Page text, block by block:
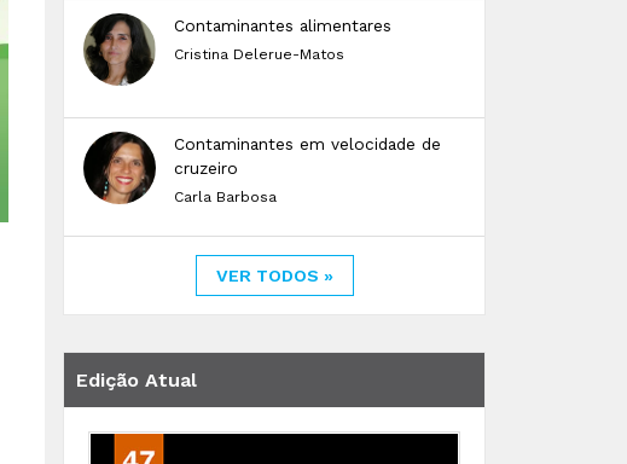
Contaminantes alimentares
Cristina Delerue-Matos
Contaminantes em velocidade de
cruzeiro
Carla Barbosa
VER TODOS »
Edição Atual